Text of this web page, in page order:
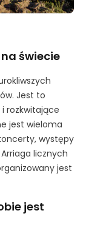
świecie
Jest to
rozkwitające
jest wieloma
występy
licznych
jest
jest